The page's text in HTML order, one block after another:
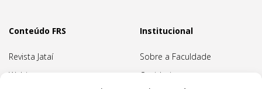
Conteúdo FRS
Revista Jataí
Webinars
Institucional
Sobre a Faculdade
Ouvidoria